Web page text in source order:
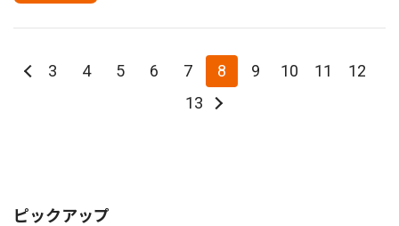
3 4 5 6 7 8 9 10 11
12
13
ピックアップ